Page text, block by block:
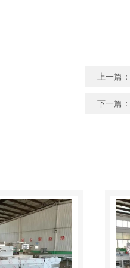
上一篇
下一篇